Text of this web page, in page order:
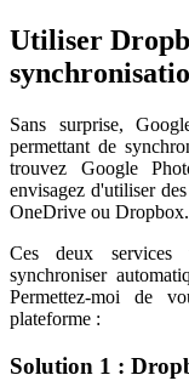
Utiliser
Sans surprise,
permettant de
trouvez Google
envisagez d'utiliser
OneDrive ou Dropbox.
Ces deux services
synchroniser
Permettez-moi de
plateforme :
Solution 1 :